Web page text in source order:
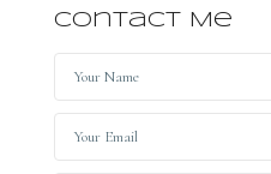
Contact Me